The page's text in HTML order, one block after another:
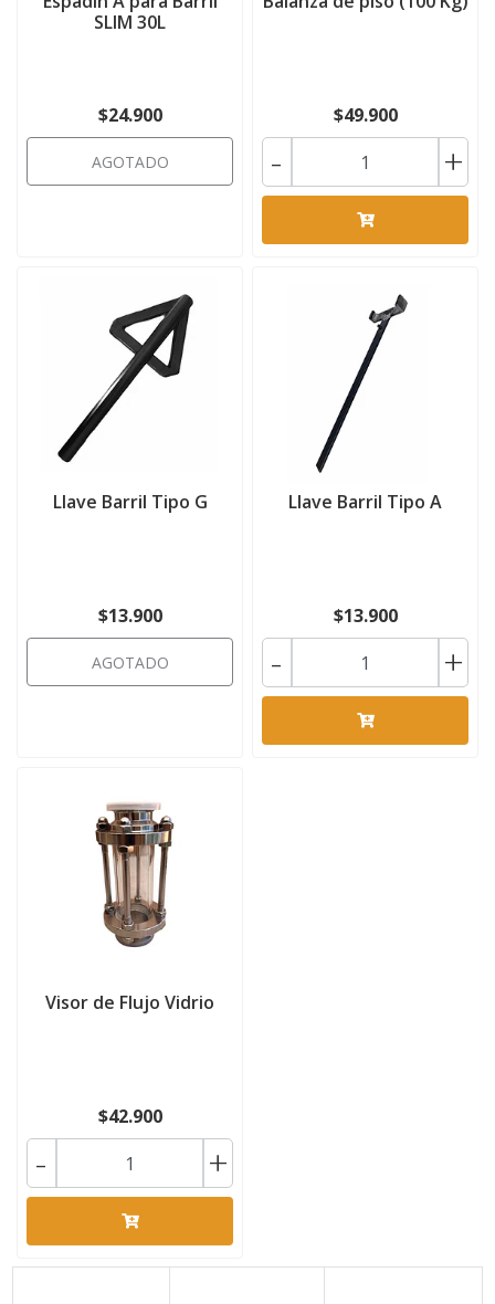
SLIM 30L
$24.900
AGOTADO
$49.900
- +
Llave Barril Tipo G
$13.900
AGOTADO
Llave Barril Tipo A
$13.900
- +
Visor de Flujo Vidrio
$42.900
- +